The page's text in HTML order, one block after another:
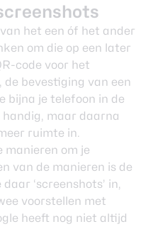
het een óf het ander
om die op een later
code voor het
bevestiging van een
bijna je telefoon in de
maar daarna
ruimte in.
manieren om je
van de manieren is de
‘screenshots’ in,
voorstellen met
heeft nog niet altijd